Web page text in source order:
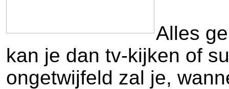
Alles
kan je dan tv-kijken of
ongetwijfeld zal je,